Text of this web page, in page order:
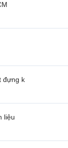
đựng k
liệu